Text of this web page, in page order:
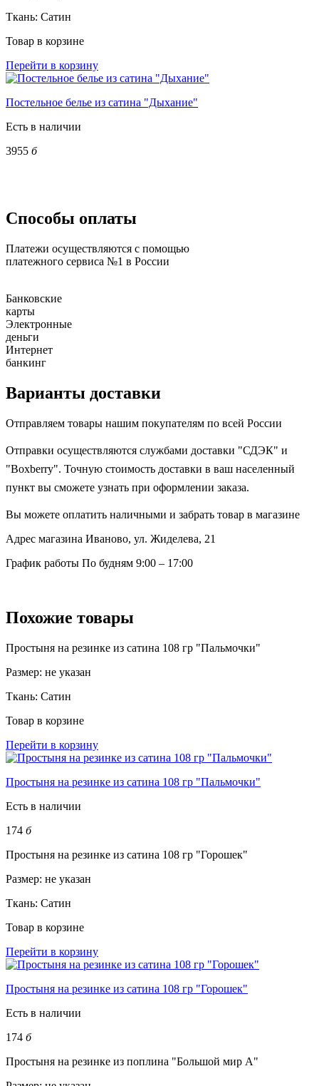
Ткань: Сатин
Товар в корзине
Перейти в корзину
Постельное белье из сатина "Дыхание"
Есть в наличии
3955 б
Способы оплаты
Платежи осуществляются с помощью
платежного сервиса №1 в России
Банковские
карты
Электронные
деньги
Интернет
банкинг
Варианты доставки
Отправляем товары нашим покупателям по всей России
Отправки осуществляются службами доставки "СДЭК" и
"Boxberry". Точную стоимость доставки в ваш населенный
пункт вы сможете узнать при оформлении заказа.
Вы можете оплатить наличными и забрать товар в магазине
Адрес магазина Иваново, ул. Жиделева, 21
График работы По будням 9:00 – 17:00
Похожие товары
Простыня на резинке из сатина 108 гр "Пальмочки"
Размер: не указан
Ткань: Сатин
Товар в корзине
Перейти в корзину
Простыня на резинке из сатина 108 гр "Пальмочки"
Есть в наличии
174 б
Простыня на резинке из сатина 108 гр "Горошек"
Размер: не указан
Ткань: Сатин
Товар в корзине
Перейти в корзину
Простыня на резинке из сатина 108 гр "Горошек"
Есть в наличии
174 б
Простыня на резинке из поплина "Большой мир А"